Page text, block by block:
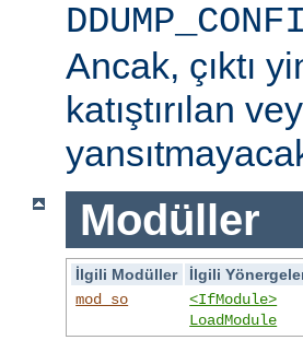
Ancak, çıktı
katıştırılan
Modüller
İlgili Modüller
İlgili
mod_so
<IfModule>
LoadModule